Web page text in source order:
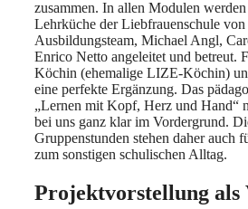
zusammen. In allen Modulen
Lehrküche der Liebfrauenschule von
Ausbildungsteam, Michael Angl,
Enrico Netto angeleitet und betreut.
Köchin (ehemalige LIZE-Köchin)
eine perfekte Ergänzung. Das
„Lernen mit Kopf, Herz und Hand“
bei uns ganz klar im Vordergrund.
Gruppenstunden stehen daher auch
zum sonstigen schulischen Alltag.
Projektvorstellung als